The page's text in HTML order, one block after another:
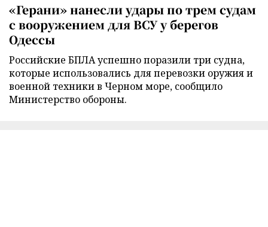
«Герани» нанесли удары по трем судам
с вооружением для ВСУ у берегов
Одессы
Российские БПЛА успешно поразили три судна,
которые использовались для перевозки оружия и
военной техники в Черном море, сообщило
Министерство обороны.